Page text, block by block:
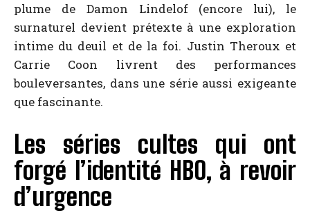
plume de Damon Lindelof (encore lui), le
surnaturel devient prétexte à une exploration
intime du deuil et de la foi. Justin Theroux et
Carrie Coon livrent des performances
bouleversantes, dans une série aussi exigeante
que fascinante.
Les séries cultes qui ont
forgé l’identité HBO, à revoir
d’urgence